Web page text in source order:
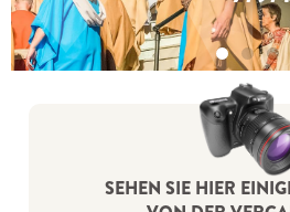
SEHEN SIE HIER